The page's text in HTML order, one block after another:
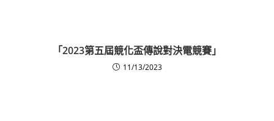
「2023第五屆競化盃傳說對決電競賽」
11/13/2023